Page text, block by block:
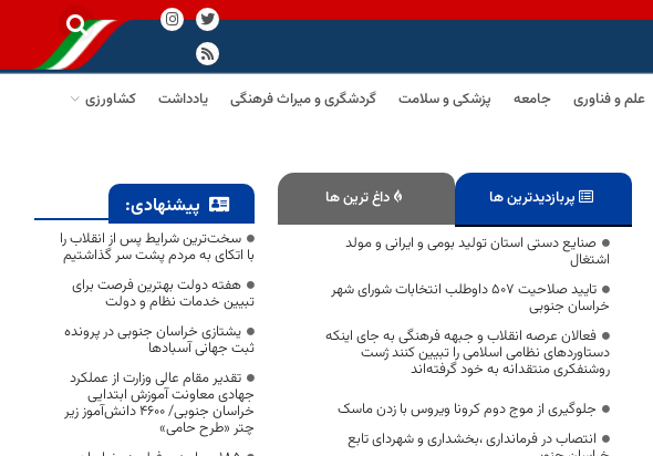
علم و فناوری جامعه پزشکی و سلامت گردشگری و میراث فرهنگی یادداشت
کشاورزی
پربازدیدترین ها داغ ترین ها
صنایع دستی استان تولید بومی و ایرانی و مولد
اشتغال
تایید صلاحیت ۵۰۷ داوطلب انتخابات شورای شهر
خراسان جنوبی
فعالان عرصه انقلاب و جبهه فرهنگی به جای اینکه
دستاوردهای نظامی اسلامی را تبیین کنند ژست
روشنفکری منتقدانه به خود گرفته‌اند
جلوگیری از موج دوم کرونا ویروس با زدن ماسک
انتصاب در فرمانداری ،بخشداری و شهردای تابع
پیشنهادی:
سخت‌ترین شرایط پس از انقلاب را
با اتکای به مردم پشت سر گذاشتیم
هفته دولت بهترین فرصت برای
تبیین خدمات نظام و دولت
یشتازی خراسان جنوبی در پرونده
ثبت جهانی آسبادها
تقدیر مقام عالی وزارت از عملکرد
جهادی معاونت آموزش ابتدایی
خراسان جنوبی/ ۴۶۰۰ دانش‌آموز زیر
چتر «طرح حامی»